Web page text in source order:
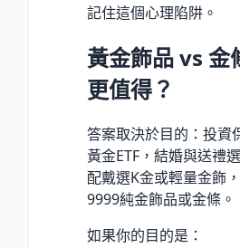
記住這個心理陷阱。
黃金飾品 vs 金
更值得？
答案取決於目的：投資
黃金ETF，結婚與送禮
配戴選K金或輕量金飾
9999純金飾品或金條。
如果你的目的是：